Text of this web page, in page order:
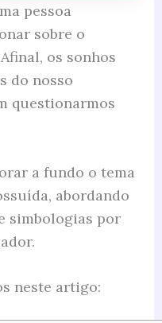
pessoa
sobre o
os sonhos
do nosso
questionarmos
a fundo o tema
abordando
simbologias por
neste artigo: